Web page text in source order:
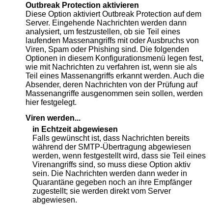
Outbreak Protection aktivieren
Diese Option aktiviert Outbreak Protection auf dem
Server. Eingehende Nachrichten werden dann
analysiert, um festzustellen, ob sie Teil eines
laufenden Massenangriffs mit oder Ausbruchs von
Viren, Spam oder Phishing sind. Die folgenden
Optionen in diesem Konfigurationsmenü legen fest,
wie mit Nachrichten zu verfahren ist, wenn sie als
Teil eines Massenangriffs erkannt werden. Auch die
Absender, deren Nachrichten von der Prüfung auf
Massenangriffe ausgenommen sein sollen, werden
hier festgelegt.
Viren werden...
in Echtzeit abgewiesen
Falls gewünscht ist, dass Nachrichten bereits
während der SMTP-Übertragung abgewiesen
werden, wenn festgestellt wird, dass sie Teil eines
Virenangriffs sind, so muss diese Option aktiv
sein. Die Nachrichten werden dann weder in
Quarantäne gegeben noch an ihre Empfänger
zugestellt; sie werden direkt vom Server
abgewiesen.